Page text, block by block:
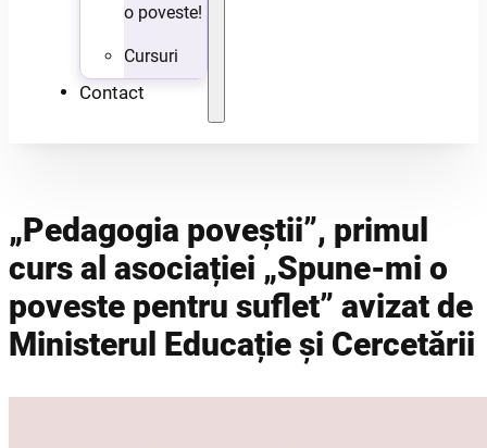
o poveste!
Cursuri
Contact
„Pedagogia poveștii”, primul
curs al asociației „Spune-mi o
poveste pentru suflet” avizat de
Ministerul Educație și Cercetării